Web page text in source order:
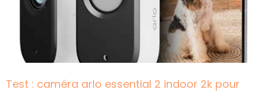
Test : caméra arlo essential 2 indoor 2k pour